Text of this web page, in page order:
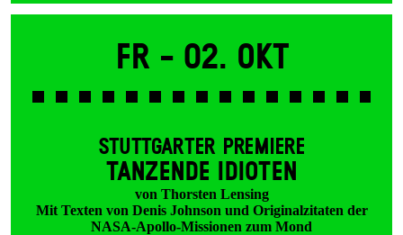
Fr - 02. Okt
STUTTGARTER PREMIERE
TANZENDE IDIOTEN
von Thorsten Lensing
Mit Texten von Denis Johnson und Originalzitaten der
NASA-Apollo-Missionen zum Mond